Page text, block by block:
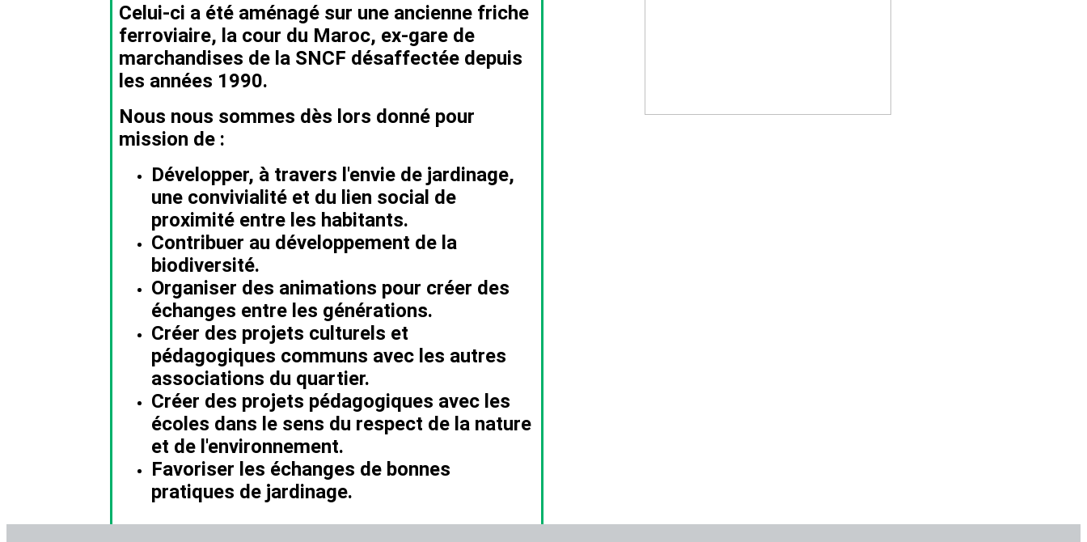
Celui-ci a été aménagé sur une ancienne friche
ferroviaire, la cour du Maroc, ex-gare de
marchandises de la SNCF désaffectée depuis
les années 1990.
Nous nous sommes dès lors donné pour
mission de :
Développer, à travers l'envie de jardinage,
une convivialité et du lien social de
proximité entre les habitants.
Contribuer au développement de la
biodiversité.
Organiser des animations pour créer des
échanges entre les générations.
Créer des projets culturels et
pédagogiques communs avec les autres
associations du quartier.
Créer des projets pédagogiques avec les
écoles dans le sens du respect de la nature
et de l'environnement.
Favoriser les échanges de bonnes
pratiques de jardinage.